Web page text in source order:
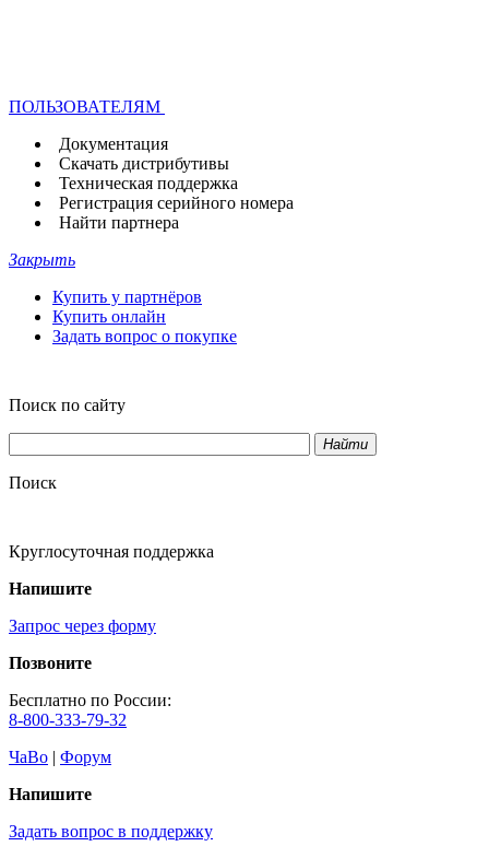
ПОЛЬЗОВАТЕЛЯМ
Документация
Скачать дистрибутивы
Техническая поддержка
Регистрация серийного номера
Найти партнера
Закрыть
Купить у партнёров
Купить онлайн
Задать вопрос о покупке
Поиск по сайту
Найти
Поиск
Круглосуточная поддержка
Напишите
Запрос через форму
Позвоните
Бесплатно по России:
8-800-333-79-32
ЧаВо | Форум
Напишите
Задать вопрос в поддержку